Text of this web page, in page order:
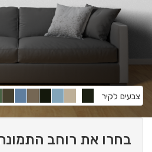
צבעים לקיר
בחרו את רוחב